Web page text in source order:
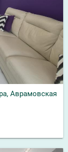
Аврамовская